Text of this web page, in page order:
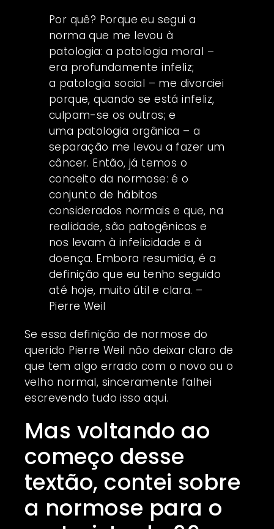
Por quê? Porque eu segui a
norma que me levou à
patologia: a patologia moral –
era profundamente infeliz;
a patologia social – me divorciei
porque, quando se está infeliz,
culpam-se os outros; e
uma patologia orgânica – a
separação me levou a fazer um
câncer. Então, já temos o
conceito da normose: é o
conjunto de hábitos
considerados normais e que, na
realidade, são patogênicos e
nos levam à infelicidade e à
doença. Embora resumida, é a
definição que eu tenho seguido
até hoje, muito útil e clara. –
Pierre Weil
Se essa definição de normose do
querido Pierre Weil não deixar claro de
que tem algo errado com o novo ou o
velho normal, sinceramente falhei
escrevendo tudo isso aqui.
Mas voltando ao
começo desse
textão, contei sobre
a normose para o